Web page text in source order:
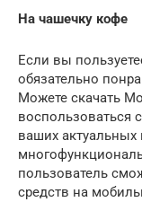
На чашечку кофе
Если вы
обязательно
Можете скачать
ваших актуальных
пользователь
средств на